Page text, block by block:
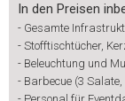
In den Preisen
- Gesamte
- Stofftischtücher,
- Beleuchtung und
- Barbecue (3